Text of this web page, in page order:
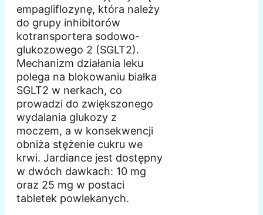
empagliflozynę, która należy
do grupy inhibitorów
kotransportera sodowo-
glukozowego 2 (SGLT2).
Mechanizm działania leku
polega na blokowaniu białka
SGLT2 w nerkach, co
prowadzi do zwiększonego
wydalania glukozy z
moczem, a w konsekwencji
obniża stężenie cukru we
krwi. Jardiance jest dostępny
w dwóch dawkach: 10 mg
oraz 25 mg w postaci
tabletek powlekanych.